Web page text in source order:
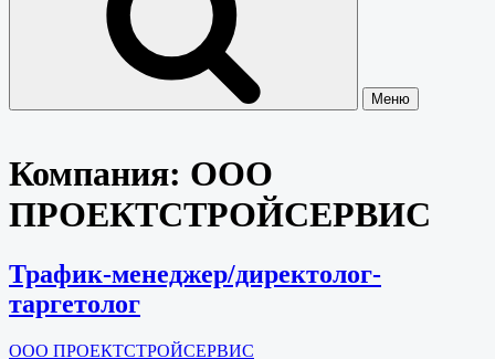
Меню
Компания: ООО
ПРОЕКТСТРОЙСЕРВИС
Трафик-менеджер/директолог-
таргетолог
ООО ПРОЕКТСТРОЙСЕРВИС